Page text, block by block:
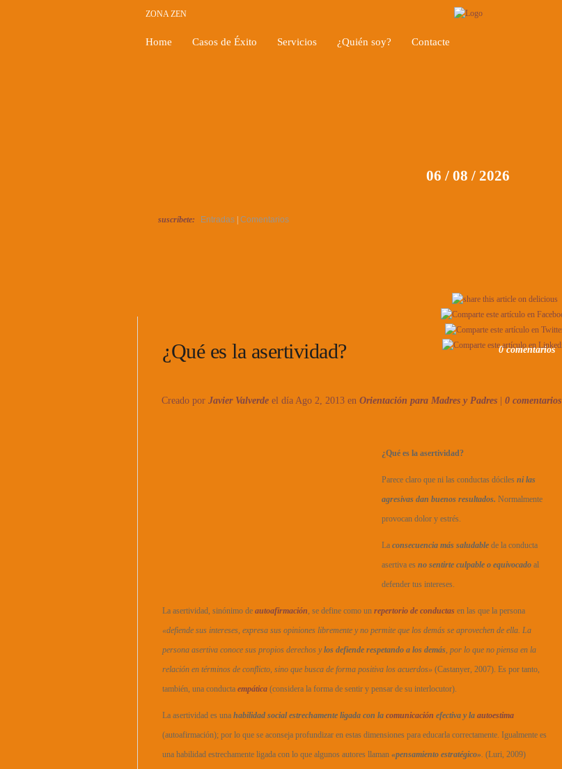
ZONA ZEN
Home Casos de Éxito Servicios ¿Quién soy? Contacte
06 / 08 / 2026
suscríbete: Entradas Comentarios
¿Qué es la asertividad? 0 comentarios
Creado por Javier Valverde el día Ago 2, 2013 en Orientación para Madres y Padres 0 comentarios
¿Qué es la asertividad?
Parece claro que ni las conductas dóciles ni las
agresivas dan buenos resultados. Normalmente
provocan dolor y estrés.
La consecuencia más saludable de la conducta
asertiva es no sentirte culpable o equivocado al
defender tus intereses.
La asertividad, sinónimo de autoafirmación, se define como un repertorio de conductas en las que la persona
«defiende sus intereses, expresa sus opiniones libremente y no permite que los demás se aprovechen de ella. La
persona asertiva conoce sus propios derechos ylos defiende respetando a los demás, por lo que no piensa en la
relación en términos de conflicto, sino que busca de forma positiva los acuerdos» (Castanyer, 2007). Es por tanto,
también, una conducta empática (considera la forma de sentir y pensar de su interlocutor).
La asertividad es una habilidad social estrechamente ligada con la comunicación efectiva y la autoestima
(autoafirmación); por lo que se aconseja profundizar en estas dimensiones para educarla correctamente. Igualmente es
una habilidad estrechamente ligada con lo que algunos autores llaman «pensamiento estratégico». (Luri, 2009)